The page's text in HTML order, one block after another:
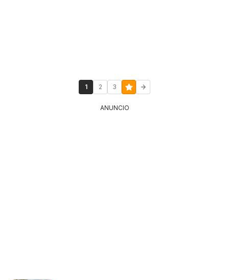
1 2 3
ANUNCIO